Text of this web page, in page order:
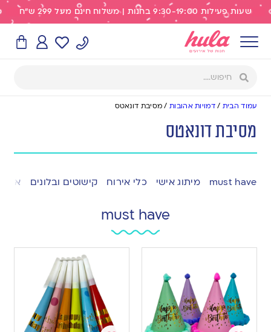
שעות פעילות 9:30-19:00 בחנות | משלוח חינם מעל 299 ש"ח
עמוד הבית /דמויות אהובות/ מסיבת דונאטס
מסיבת דונאטס
must have מיתוג אישי כלי אירוח קישוטים ובלונים
must have